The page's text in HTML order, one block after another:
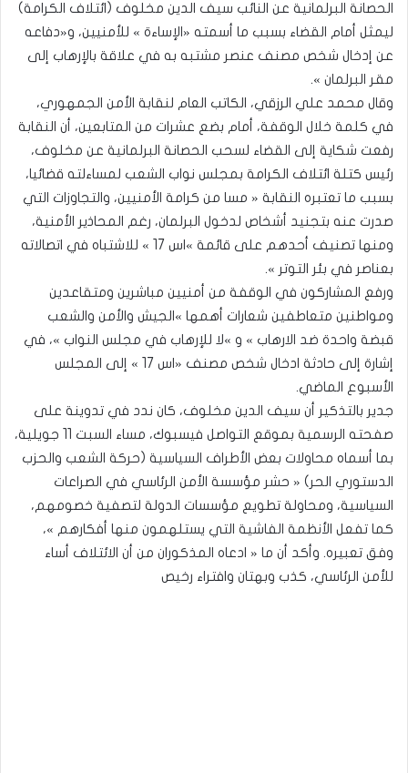
الحصانة البرلمانية عن النائب سيف الدين مخلوف (ائتلاف الكرامة)
ليمثل أمام القضاء بسبب ما أسمته «الإساءة » للأمنيين، و«دفاعه
عن إدخال شخص مصنف عنصر مشتبه به في علاقة بالإرهاب إلى
مقر البرلمان ».
وقال محمد علي الرزقي، الكاتب العام لنقابة الأمن الجمهوري،
في كلمة خلال الوقفة، أمام بضع عشرات من المتابعين، أن النقابة
رفعت شكاية إلى القضاء لسحب الحصانة البرلمانية عن مخلوف،
رئيس كتلة ائتلاف الكرامة بمجلس نواب الشعب لمساءلته قضائيا،
بسبب ما تعتبره النقابة « مسا من كرامة الأمنيين، والتجاوزات التي
صدرت عنه بتجنيد أشخاص لدخول البرلمان، رغم المحاذير الأمنية،
ومنها تصنيف أحدهم على قائمة »اس 17 » للاشتباه في اتصالاته
بعناصر في بئر التوتر ».
ورفع المشاركون في الوقفة من أمنيين مباشرين ومتقاعدين
ومواطنين متعاطفين شعارات أهمها »الجيش والأمن والشعب
قبضة واحدة ضد الارهاب » و »لا للإرهاب في مجلس النواب »، في
إشارة إلى حادثة ادخال شخص مصنف «اس 17 » إلى المجلس
الأسبوع الماضي.
جدير بالتذكير أن سيف الدين مخلوف، كان ندد في تدوينة على
صفحته الرسمية بموقع التواصل فيسبوك، مساء السبت 11 جويلية،
بما أسماه محاولات بعض الأطراف السياسية (حركة الشعب والحزب
الدستوري الحر) « حشر مؤسسة الأمن الرئاسي في الصراعات
السياسية، ومحاولة تطويع مؤسسات الدولة لتصفية خصومهم،
كما تفعل الأنظمة الفاشية التي يستلهمون منها أفكارهم »،
وفق تعبيره. وأكد أن ما « ادعاه المذكوران من أن الائتلاف أساء
للأمن الرئاسي، كذب وبهتان وافتراء رخيص